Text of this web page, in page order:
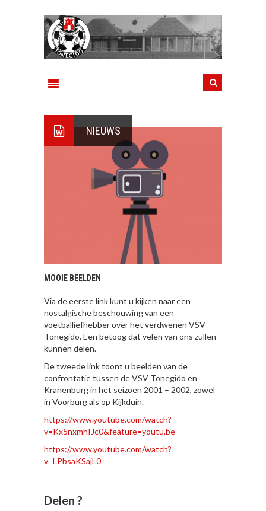
NIEUWS
MOOIE BEELDEN
Via de eerste link kunt u kijken naar een
nostalgische beschouwing van een
voetballiefhebber over het verdwenen VSV
Tonegido. Een betoog dat velen van ons zullen
kunnen delen.
De tweede link toont u beelden van de
confrontatie tussen de VSV Tonegido en
Kranenburg in het seizoen 2001 – 2002, zowel
in Voorburg als op Kijkduin.
https://www.youtube.com/watch?
v=Kx5nxmhIJc0&feature=youtu.be
https://www.youtube.com/watch?
v=LPbsaKSajL0
Delen ?